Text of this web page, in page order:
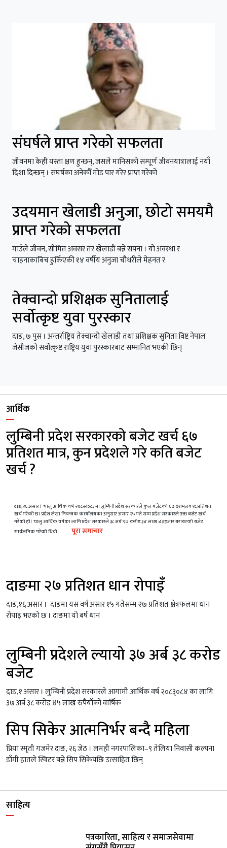
संघर्षले प्राप्त गरेको सफलता
जीवनमा केही यस्ता क्षण हुन्छन्, जसले मानिसको सम्पूर्ण जीवनयात्रालाई नयाँ
दिशा दिन्छन् । संघर्षका अनेकौँ मोड पार गरेर प्राप्त गरेको
उदयमान खेलाडी अनुजा, छोटो समयमै
प्राप्त गरेको सफलता
गाउँले जीवन, सीमित अवसर तर खेलाडी बन्ने सपना । यो अवस्था र
चाहनाकाबिच हुर्किएकी १४ वर्षीय अनुजा चौधरीले मेहनत र
तेक्वान्दो प्रशिक्षक सुनितालाई
सर्वोत्कृष्ट युवा पुरस्कार
दाङ, ७ पुस । अन्तर्राष्ट्रिय तेक्वान्दो खेलाडी तथा प्रशिक्षक सुनिता विष्ट नेपाल
जेसीजको सर्वोत्कृष्ट राष्ट्रिय युवा पुरस्कारबाट सम्मानित भएकी छिन्
आर्थिक
लुम्बिनी प्रदेश सरकारको बजेट खर्च ६७
प्रतिशत मात्र, कुन प्रदेशले गरे कति बजेट
खर्च ?
दाङ,२६ असार । चालु आर्थिक वर्ष २०८२र०८३ मा लुम्बिनी प्रदेश सरकारले कुल बजेटको ६७ दशमलव १८ प्रतिशत
खर्च गरेको छ। प्रदेश लेखा नियन्त्रक कार्यालयका अनुसार असार २५ गते सम्म प्रदेश सरकारले उक्त बजेट खर्च
गरेको हो। चालु आर्थिक वर्षका लागि प्रदेश सरकारले ३८ अर्ब ९७ करोड ३४ लाख ४३ हजार बराबरको बजेट
सार्वजनिक गरेको थियो।
पूरा समाचार
दाङमा २७ प्रतिशत धान रोपाइँ
दाङ,१६ असार । दाङमा यस वर्ष असार १५ गतेसम्म २७ प्रतिशत क्षेत्रफलमा धान
रोपाइ भएको छ । दाङमा यो बर्ष धान
लुम्बिनी प्रदेशले ल्यायो ३७ अर्ब ३८ करोड
बजेट
दाङ,१ असार । लुम्बिनी प्रदेश सरकारले आगामी आर्थिक वर्ष २०८३्०८४ का लागि
३७ अर्ब ३८ करोड ४५ लाख रुपैयाँको वार्षिक
सिप सिकेर आत्मनिर्भर बन्दै महिला
प्रिया स्मृती गजमेर दाङ, २६ जेठ । लमही नगरपालिका–९ तेलिया निवासी कल्पना
डाँगी हातले स्विटर बन्ने सिप सिकेपछि उत्साहित छिन्
साहित्य
पत्रकारिता, साहित्य र समाजसेवामा